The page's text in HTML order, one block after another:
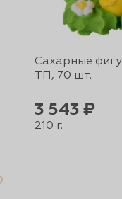
Сахарные
ТП, 70 шт.
3 543 ₽
210 г.